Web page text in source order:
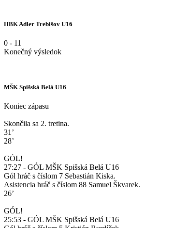
HBK Adler Trebišov U16
0 - 11
Konečný výsledok
MŠK Spišská Belá U16
Koniec zápasu
Skončila sa 2. tretina.
31’
28’
GÓL!
27:27 - GÓL MŠK Spišská Belá U16
Gól hráč s číslom 7 Sebastián Kiska.
Asistencia hráč s číslom 88 Samuel Škvarek.
26’
GÓL!
25:53 - GÓL MŠK Spišská Belá U16